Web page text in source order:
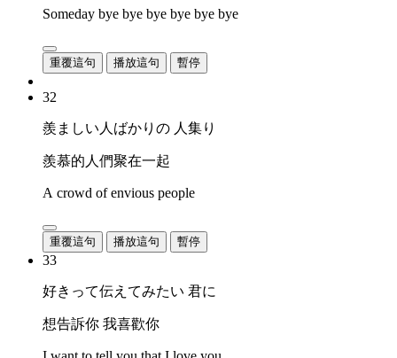
Someday bye bye bye bye bye bye
重覆這句 播放這句 暫停
32
羨ましい人ばかりの 人集り
羨慕的人們聚在一起
A crowd of envious people
重覆這句 播放這句 暫停
33
好きって伝えてみたい 君に
想告訴你 我喜歡你